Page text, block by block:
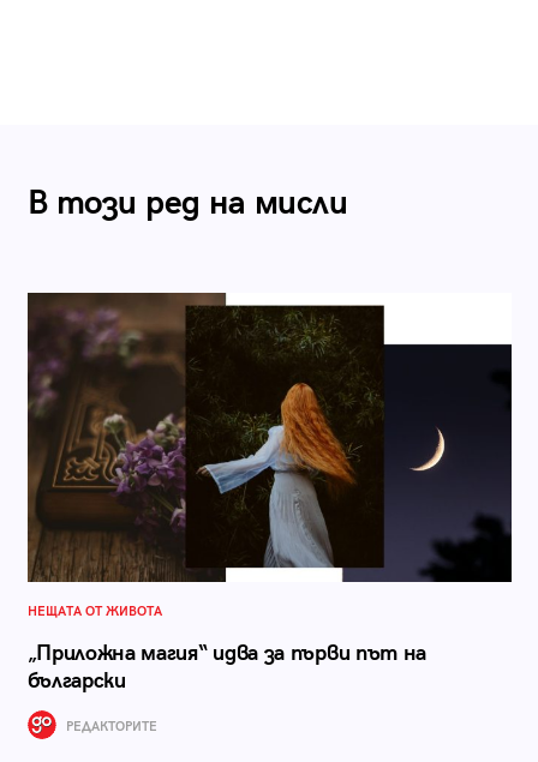
В този ред на мисли
НЕЩАТА ОТ ЖИВОТА
„Приложна магия“ идва за първи път на
български
РЕДАКТОРИТЕ